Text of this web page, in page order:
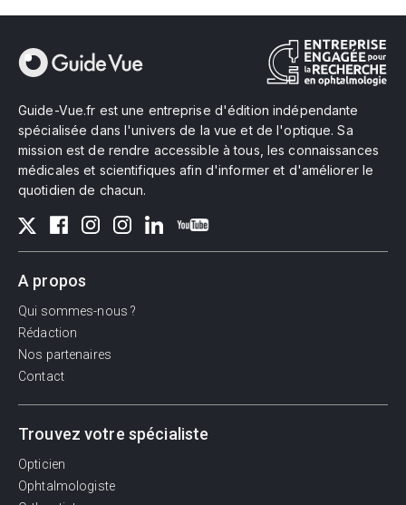
Guide-Vue.fr est une entreprise d'édition indépendante
spécialisée dans l'univers de la vue et de l'optique. Sa
mission est de rendre accessible à tous, les connaissances
médicales et scientifiques afin d'informer et d'améliorer le
quotidien de chacun.
A propos
Qui sommes-nous ?
Rédaction
Nos partenaires
Contact
Trouvez votre spécialiste
Opticien
Ophtalmologiste